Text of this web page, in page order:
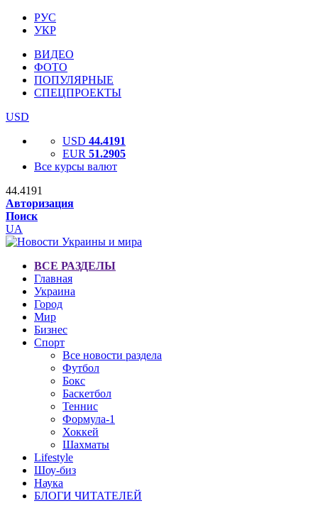
РУС
УКР
ВИДЕО
ФОТО
ПОПУЛЯРНЫЕ
СПЕЦПРОЕКТЫ
USD
USD 44.4191
EUR 51.2905
Все курсы валют
44.4191
Авторизация
Поиск
UA
ВСЕ РАЗДЕЛЫ
Главная
Украина
Город
Мир
Бизнес
Спорт
Все новости раздела
Футбол
Бокс
Баскетбол
Теннис
Формула-1
Хоккей
Шахматы
Lifestyle
Шоу-биз
Наука
БЛОГИ ЧИТАТЕЛЕЙ